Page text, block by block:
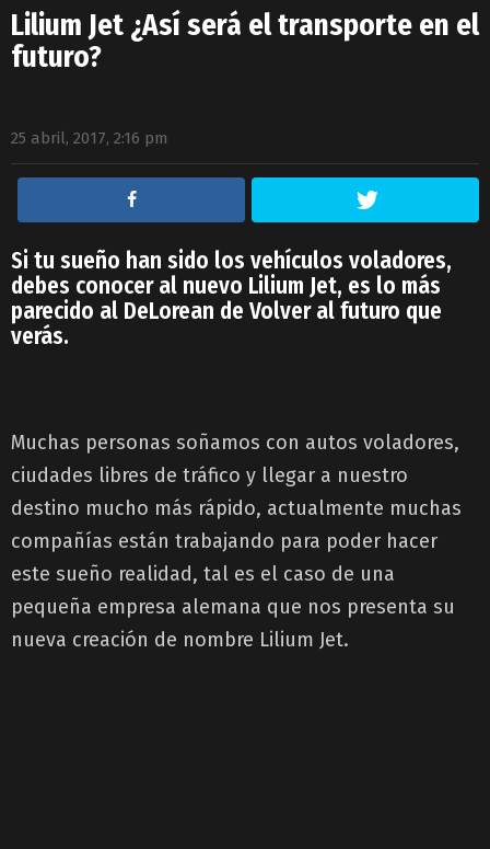
Lilium Jet ¿Así será el transporte en el
futuro?
25 abril, 2017, 2:16 pm
Si tu sueño han sido los vehículos voladores,
debes conocer al nuevo Lilium Jet, es lo más
parecido al DeLorean de Volver al futuro que
verás.
Muchas personas soñamos con autos voladores,
ciudades libres de tráfico y llegar a nuestro
destino mucho más rápido, actualmente muchas
compañías están trabajando para poder hacer
este sueño realidad, tal es el caso de una
pequeña empresa alemana que nos presenta su
nueva creación de nombre Lilium Jet.